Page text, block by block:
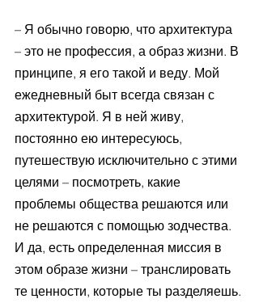
– Я обычно говорю, что архитектура
– это не профессия, а образ жизни. В
принципе, я его такой и веду. Мой
ежедневный быт всегда связан с
архитектурой. Я в ней живу,
постоянно ею интересуюсь,
путешествую исключительно с этими
целями – посмотреть, какие
проблемы общества решаются или
не решаются с помощью зодчества.
И да, есть определенная миссия в
этом образе жизни – транслировать
те ценности, которые ты разделяешь.